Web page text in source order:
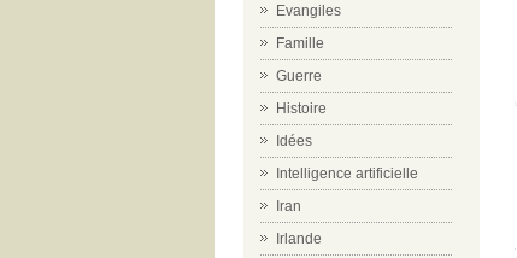
Evangiles
Famille
Guerre
Histoire
Idées
Intelligence artificielle
Iran
Irlande